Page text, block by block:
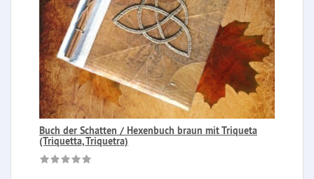
Buch der Schatten / Hexenbuch braun mit Triqueta
(Triquetta, Triquetra)